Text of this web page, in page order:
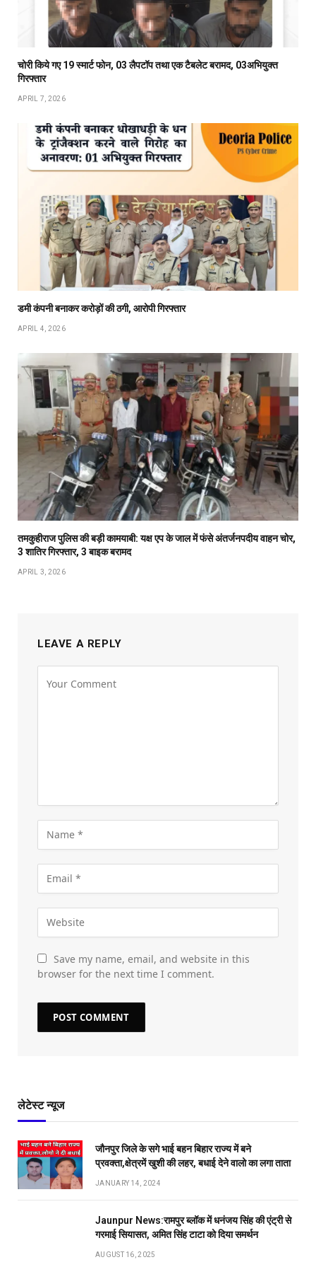
चोरी किये गए 19 स्मार्ट फोन, 03 लैपटॉप तथा एक टैबलेट बरामद, 03अभियुक्त
गिरफ्तार
APRIL 7, 2026
डमी कंपनी बनाकर करोड़ों की ठगी, आरोपी गिरफ्तार
APRIL 4, 2026
तमकुहीराज पुलिस की बड़ी कामयाबी: यक्ष एप के जाल में फंसे अंतर्जनपदीय वाहन चोर,
3 शातिर गिरफ्तार, 3 बाइक बरामद
APRIL 3, 2026
LEAVE A REPLY
Save my name, email, and website in this
browser for the next time I comment.
लेटेस्ट न्यूज
जौनपुर जिले के सगे भाई बहन बिहार राज्य में बने
प्रवक्ता,क्षेत्रमें खुशी की लहर, बधाई देने वालो का लगा ताता
JANUARY 14, 2024
Jaunpur News:रामपुर ब्लॉक में धनंजय सिंह की एंट्री से
गरमाई सियासत, अमित सिंह टाटा को दिया समर्थन
AUGUST 16, 2025